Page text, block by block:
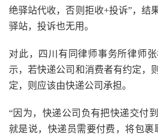
绝驿站代收，否则拒收+投诉”，结
驿站，投诉也无用。
对此，四川有同律师事务所律师
示，若快递公司和消费者有约定，
定，则应该由快递公司承担。
“因为，快递公司负有把快递交付
就是说，快递员需要付费，将包裹